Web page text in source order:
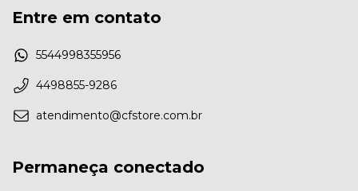
Entre em contato
5544998355956
4498855-9286
atendimento@cfstore.com.br
Permaneça conectado